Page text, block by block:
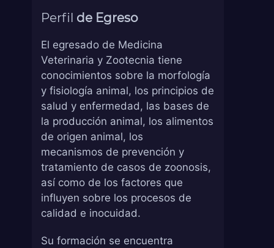
Perfil de Egreso
El egresado de Medicina
Veterinaria y Zootecnia tiene
conocimientos sobre la morfología
y fisiología animal, los principios de
salud y enfermedad, las bases de
la producción animal, los alimentos
de origen animal, los
mecanismos de prevención y
tratamiento de casos de zoonosis,
así como de los factores que
influyen sobre los procesos de
calidad e inocuidad.
Su formación se encuentra